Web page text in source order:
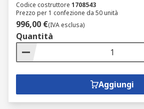
Codice costruttore 1708543
Prezzo per 1 confezione da 50 unità
996,00 €(IVA esclusa)
Quantità
Aggiungi